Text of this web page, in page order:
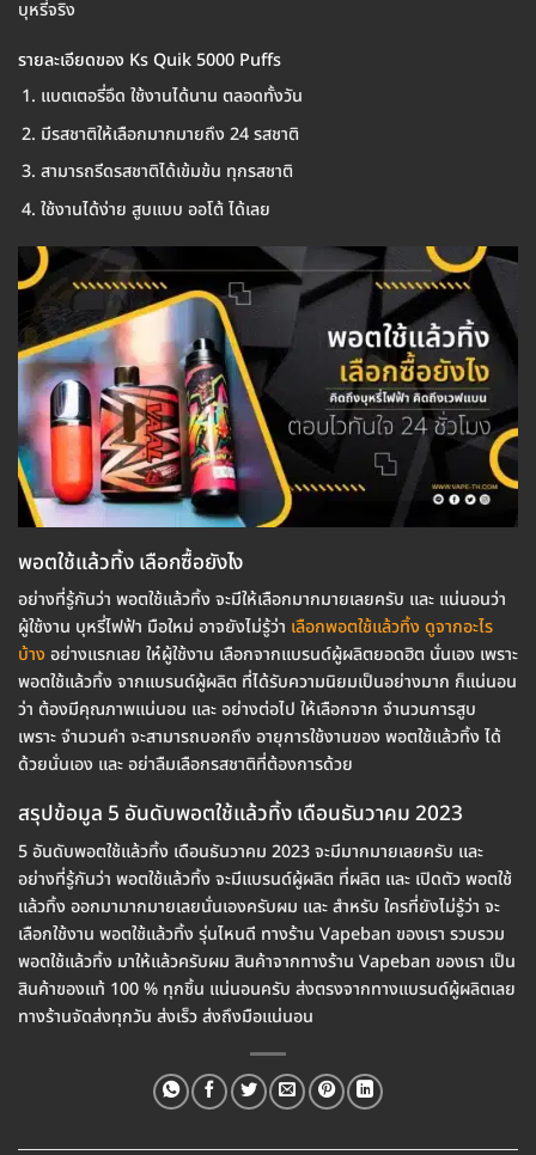
บุหรี่จริง
รายละเอียดของ Ks Quik 5000 Puffs
แบตเตอรี่อึด ใช้งานได้นาน ตลอดทั้งวัน
มีรสชาติให้เลือกมากมายถึง 24 รสชาติ
สามารถรีดรสชาติได้เข้มข้น ทุกรสชาติ
ใช้งานได้ง่าย สูบแบบ ออโต้ ได้เลย
พอตใช้แล้วทิ้ง เลือกซื้อยังไง
อย่างที่รู้กันว่า พอตใช้แล้วทิ้ง จะมีให้เลือกมากมายเลยครับ และ แน่นอนว่า
ผู้ใช้งาน บุหรี่ไฟฟ้า มือใหม่ อาจยังไม่รู้ว่า เลือกพอตใช้แล้วทิ้ง ดูจากอะไร
บ้าง อย่างแรกเลย ให๋ผู้ใช้งาน เลือกจากแบรนด์ผู้ผลิตยอดฮิต นั่นเอง เพราะ
พอตใช้แล้วทิ้ง จากแบรนด์ผู้ผลิต ที่ได้รับความนิยมเป็นอย่างมาก ก็แน่นอน
ว่า ต้องมีคุณภาพแน่นอน และ อย่างต่อไป ให้เลือกจาก จำนวนการสูบ
เพราะ จำนวนคำ จะสามารถบอกถึง อายุการใช้งานของ พอตใช้แล้วทิ้ง ได้
ด้วยนั่นเอง และ อย่าลืมเลือกรสชาติที่ต้องการด้วย
สรุปข้อมูล 5 อันดับพอตใช้แล้วทิ้ง เดือนธันวาคม 2023
5 อันดับพอตใช้แล้วทิ้ง เดือนธันวาคม 2023 จะมีมากมายเลยครับ และ
อย่างที่รู้กันว่า พอตใช้แล้วทิ้ง จะมีแบรนด์ผู้ผลิต ที่ผลิต และ เปิดตัว พอตใช้
แล้วทิ้ง ออกมามากมายเลยนั่นเองครับผม และ สำหรับ ใครที่ยังไม่รู้ว่า จะ
เลือกใช้งาน พอตใช้แล้วทิ้ง รุ่นไหนดี ทางร้าน Vapeban ของเรา รวบรวม
พอตใช้แล้วทิ้ง มาให้แล้วครับผม สินค้าจากทางร้าน Vapeban ของเรา เป็น
สินค้าของแท้ 100 % ทุกชิ้น แน่นอนครับ ส่งตรงจากทางแบรนด์ผู้ผลิตเลย
ทางร้านจัดส่งทุกวัน ส่งเร็ว ส่งถึงมือแน่นอน